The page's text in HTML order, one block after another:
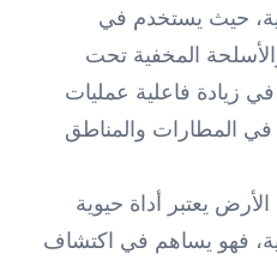
حيث يستخدم في
المخفية تحت
زيادة فاعلية عمليات
في المطارات والمناطق
يعتبر أداة حيوية
فهو يساهم في اكتشاف